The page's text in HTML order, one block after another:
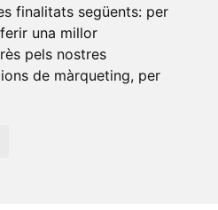
finalitats següents: per
una millor
pels nostres
de màrqueting, per